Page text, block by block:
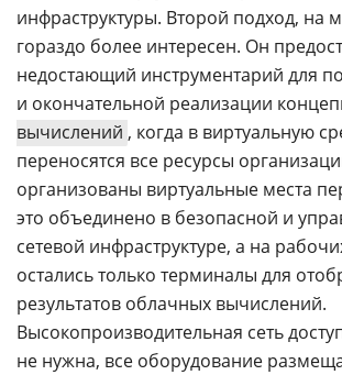
инфраструктуры. Второй подход, на
гораздо более интересен. Он
недостающий инструментарий для
и окончательной реализации
вычислений , когда в виртуальную
переносятся все ресурсы
организованы виртуальные места
это объединено в безопасной и
сетевой инфраструктуре, а на
остались только терминалы для
результатов облачных вычислений.
Высокопроизводительная сеть
не нужна, все оборудование